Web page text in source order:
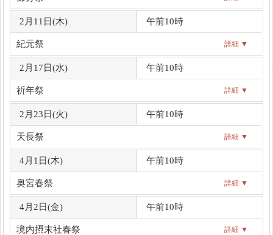
2月11日(木) 午前10時
紀元祭 詳細 ▼
2月17日(水) 午前10時
祈年祭 詳細 ▼
2月23日(火) 午前10時
天長祭 詳細 ▼
4月1日(木) 午前10時
奥宮春祭 詳細 ▼
4月2日(金) 午前10時
境内摂末社春祭 詳細 ▼